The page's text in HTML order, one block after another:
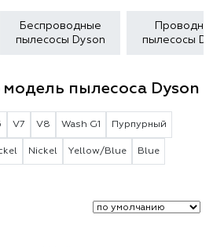
Беспроводные
пылесосы Dyson
пылесосы
пылесоса Dyson
V7 V8 Wash G1 Пурпурный
Nickel Yellow/Blue Blue